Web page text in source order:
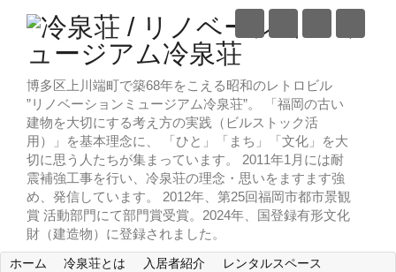
博多区上川端町で築68年をこえる昭和のレトロビル
”リノベーションミュージアム冷泉荘”。 「福岡の古い
建物を大切にする考え方の実践（ビルストック活
用）」を基本理念に、 「ひと」「まち」「文化」を大
切に思う人たちが集まっています。 2011年1月には耐
震補強工事を行い、冷泉荘の理念・思いをますます強
め、発信しています。 2012年、第25回福岡市都市景観
賞 活動部門にて部門賞受賞。2024年、国登録有形文化
財（建造物）に登録されました。
ホーム 冷泉荘とは 入居者紹介
レンタルスペース